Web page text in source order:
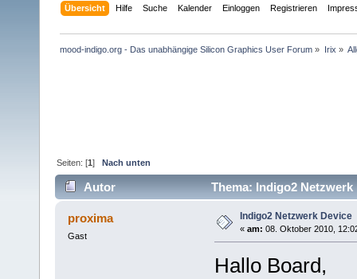
Übersicht Hilfe Suche Kalender Einloggen Registrieren
mood-indigo.org - Das unabhängige Silicon Graphics User Forum » Irix »
Seiten: [1]Nach unten
Autor Thema: Indigo2
proxima
Gast
Indigo2 Netzwerk Device
« am: 08. Oktober 2010,
Hallo Board,